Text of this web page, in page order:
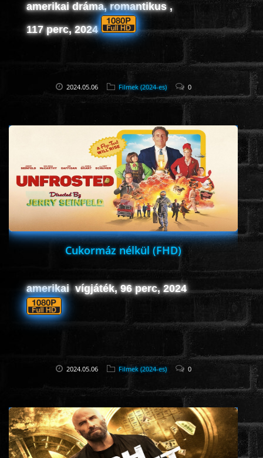
WESTERN
DOKUMENTUMFILMEK
ÉLŐ ADÁSOK (LIVE)
SOROZAT
KARÁCSONYI FILMEK
PC-GAME
www.onlinefilmvilag2.eu,Copyright © 2017-2026 Az oldal nem tárol
semmilyen jogsértő tartalmat. Minden adat külső forrásból származik |
Frissítve: 2026.07.27|Fel ↑
amerikai dráma, romantikus ,
117 perc, 2024
2024.05.06 Filmek (2024-es) 0
Cukormáz nélkül (FHD)
amerikai vígjáték, 96 perc, 2024
2024.05.06 Filmek (2024-es) 0